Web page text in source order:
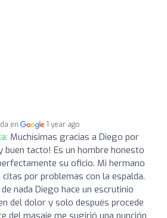
en 1 year ago
Muchísimas gracias a Diego por
buen tacto! Es un hombre honesto
su oficio. Mi hermano
por problemas con la espalda.
nada Diego hace un escrutinio
del dolor y solo después procede
del masaje me sugirió una punción